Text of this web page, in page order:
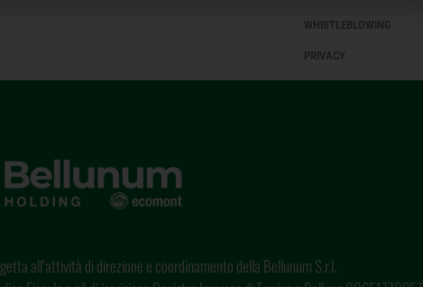
WHISTLEBLOWING
PRIVACY
all’attività di direzione e coordinamento della Bellunum S.r.l.